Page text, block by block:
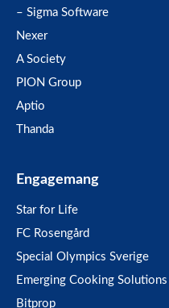
– Sigma Software
Nexer
A Society
PION Group
Aptio
Thanda
Engagemang
Star for Life
FC Rosengård
Special Olympics Sverige
Emerging Cooking Solutions
Bitprop